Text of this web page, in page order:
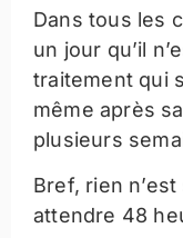
Dans tous les
un jour qu’il
traitement qui
même après
plusieurs
Bref, rien
attendre 48